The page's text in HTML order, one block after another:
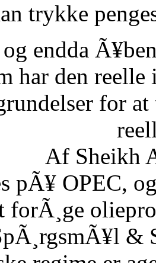
trykke
endda
har den
for
Af Sheikh
pÃ¥ OPEC,
forÃ¸ge
&